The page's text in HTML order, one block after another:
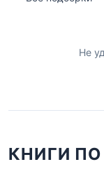
Не
КНИГИ